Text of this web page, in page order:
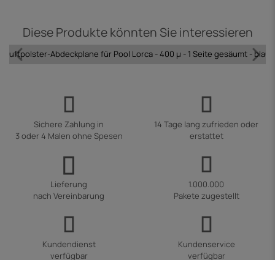
Diese Produkte könnten Sie interessieren
Luftpolster-Abdeckplane für Pool Lorca - 400 µ - 1 Seite gesäumt - blau
Sichere Zahlung in
3 oder 4 Malen ohne Spesen
14 Tage lang zufrieden oder
erstattet
Lieferung
nach Vereinbarung
1.000.000
Pakete zugestellt
Kundendienst
verfügbar
Kundenservice
verfügbar